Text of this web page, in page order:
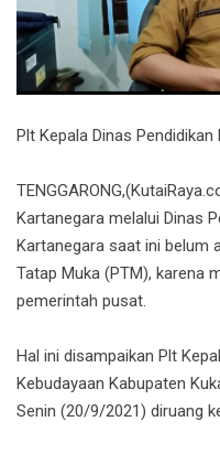
Plt Kepala Dinas Pendidikan
Kartanegara melalui Dinas
Kartanegara saat ini belum
Tatap Muka (PTM), karena
pemerintah pusat.
Hal ini disampaikan Plt
Kebudayaan Kabupaten
Senin (20/9/2021) diruang